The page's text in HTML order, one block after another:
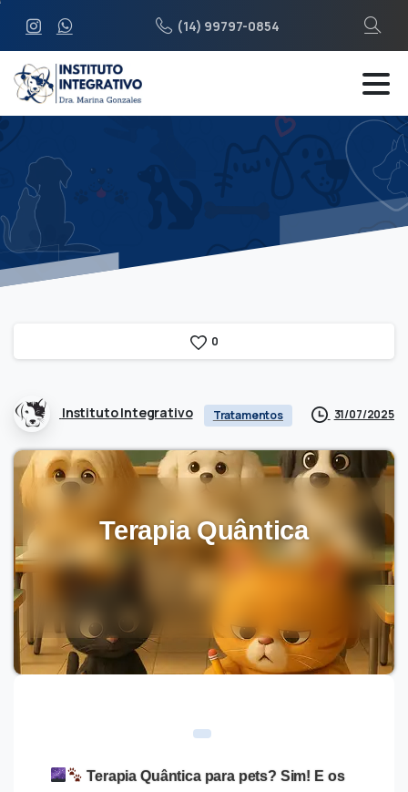
(14) 99797-0854
0
Instituto Integrativo Tratamentos 31/07/2025
Terapia Quântica
Terapia Quântica para pets? Sim! E os